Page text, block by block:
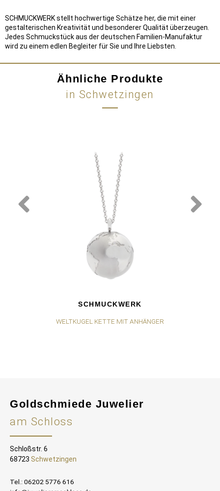
SCHMUCKWERK stellt hochwertige Schätze her, die mit einer
gestalterischen Kreativität und besonderer Qualität überzeugen.
Jedes Schmuckstück aus der deutschen Familien-Manufaktur
wird zu einem edlen Begleiter für Sie und Ihre Liebsten.
Ähnliche Produkte
in Schwetzingen
SCHMUCKWERK
WELTKUGEL KETTE MIT ANHÄNGER
Goldschmiede Juwelier
am Schloss
Schloßstr. 6
68723 Schwetzingen
Tel.: 06202 5776 616